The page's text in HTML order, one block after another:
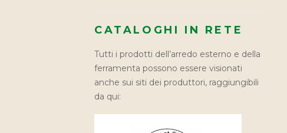
CATALOGHI IN RETE
Tutti i prodotti dell’arredo esterno e della
ferramenta possono essere visionati
anche sui siti dei produttori, raggiungibili
da qui: